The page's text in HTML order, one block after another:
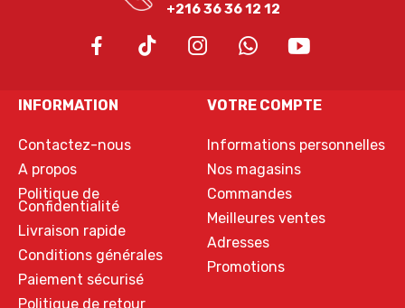
+216 36 36 12 12
INFORMATION
Contactez-nous
A propos
Politique de
Confidentialité
Livraison rapide
Conditions générales
Paiement sécurisé
Politique de retour
VOTRE COMPTE
Informations personnelles
Nos magasins
Commandes
Meilleures ventes
Adresses
Promotions